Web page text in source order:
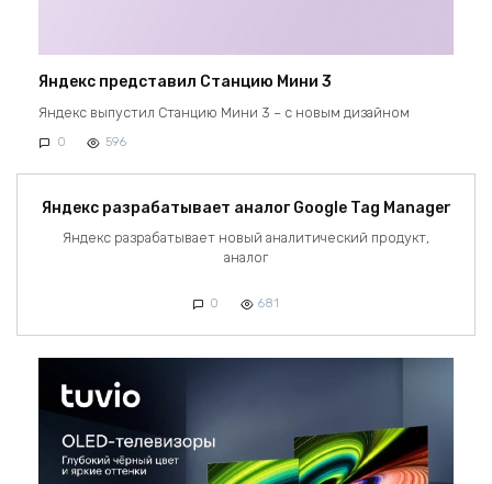
Яндекс представил Станцию Мини 3
Яндекс выпустил Станцию Мини 3 – с новым дизайном
0 596
Яндекс разрабатывает аналог Google Tag Manager
Яндекс разрабатывает новый аналитический продукт,
аналог
0 681